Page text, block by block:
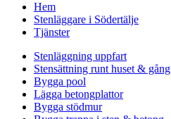
Hem
Stenläggare i Södertälje
Tjänster
Stenläggning uppfart
Stensättning runt huset & gång
Bygga pool
Lägga betongplattor
Bygga stödmur